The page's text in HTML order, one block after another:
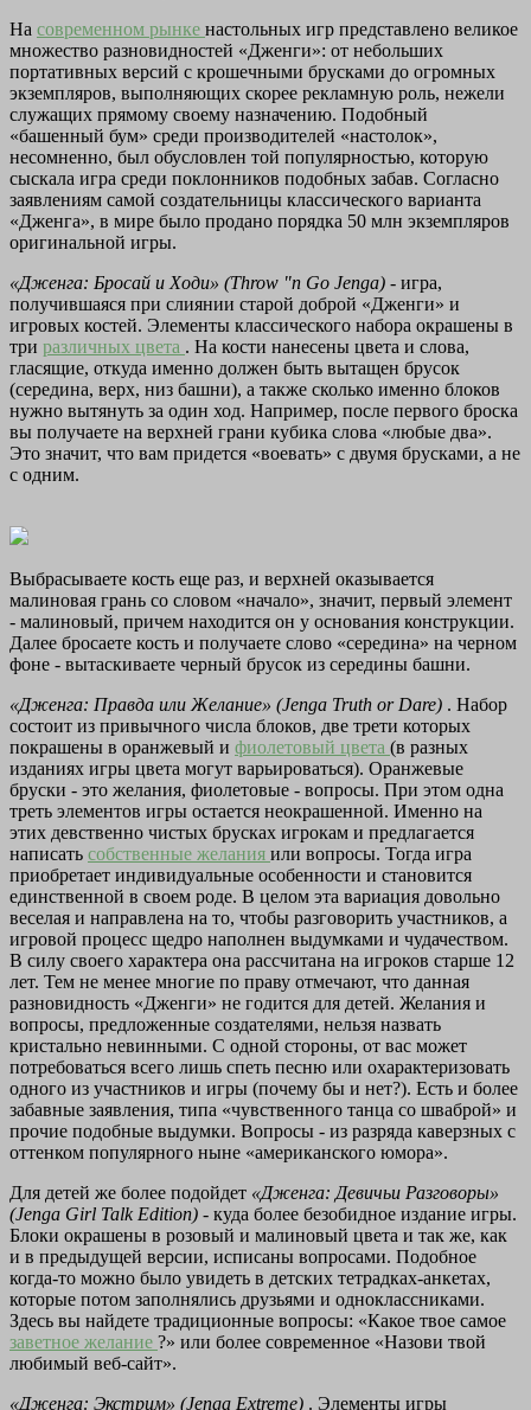
На современном рынке настольных игр представлено великое
множество разновидностей «Дженги»: от небольших
портативных версий с крошечными брусками до огромных
экземпляров, выполняющих скорее рекламную роль, нежели
служащих прямому своему назначению. Подобный
«башенный бум» среди производителей «настолок»,
несомненно, был обусловлен той популярностью, которую
сыскала игра среди поклонников подобных забав. Согласно
заявлениям самой создательницы классического варианта
«Дженга», в мире было продано порядка 50 млн экземпляров
оригинальной игры.
«Дженга: Бросай и Ходи» (Throw "n Go Jenga) - игра,
получившаяся при слиянии старой доброй «Дженги» и
игровых костей. Элементы классического набора окрашены в
три различных цвета . На кости нанесены цвета и слова,
гласящие, откуда именно должен быть вытащен брусок
(середина, верх, низ башни), а также сколько именно блоков
нужно вытянуть за один ход. Например, после первого броска
вы получаете на верхней грани кубика слова «любые два».
Это значит, что вам придется «воевать» с двумя брусками, а не
с одним.
Выбрасываете кость еще раз, и верхней оказывается
малиновая грань со словом «начало», значит, первый элемент
- малиновый, причем находится он у основания конструкции.
Далее бросаете кость и получаете слово «середина» на черном
фоне - вытаскиваете черный брусок из середины башни.
«Дженга: Правда или Желание» (Jenga Truth or Dare) . Набор
состоит из привычного числа блоков, две трети которых
покрашены в оранжевый и фиолетовый цвета (в разных
изданиях игры цвета могут варьироваться). Оранжевые
бруски - это желания, фиолетовые - вопросы. При этом одна
треть элементов игры остается неокрашенной. Именно на
этих девственно чистых брусках игрокам и предлагается
написать собственные желания или вопросы. Тогда игра
приобретает индивидуальные особенности и становится
единственной в своем роде. В целом эта вариация довольно
веселая и направлена на то, чтобы разговорить участников, а
игровой процесс щедро наполнен выдумками и чудачеством.
В силу своего характера она рассчитана на игроков старше 12
лет. Тем не менее многие по праву отмечают, что данная
разновидность «Дженги» не годится для детей. Желания и
вопросы, предложенные создателями, нельзя назвать
кристально невинными. С одной стороны, от вас может
потребоваться всего лишь спеть песню или охарактеризовать
одного из участников и игры (почему бы и нет?). Есть и более
забавные заявления, типа «чувственного танца со шваброй» и
прочие подобные выдумки. Вопросы - из разряда каверзных с
оттенком популярного ныне «американского юмора».
Для детей же более подойдет «Дженга: Девичьи Разговоры»
(Jenga Girl Talk Edition) - куда более безобидное издание игры.
Блоки окрашены в розовый и малиновый цвета и так же, как
и в предыдущей версии, исписаны вопросами. Подобное
когда-то можно было увидеть в детских тетрадках-анкетах,
которые потом заполнялись друзьями и одноклассниками.
Здесь вы найдете традиционные вопросы: «Какое твое самое
заветное желание ?» или более современное «Назови твой
любимый веб-сайт».
«Дженга: Экстрим» (Jenga Extreme) . Элементы игры